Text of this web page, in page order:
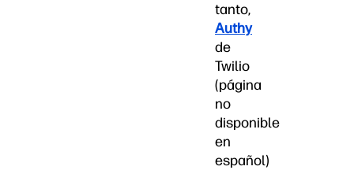
tanto,
Authy
de
Twilio
(página
no
disponible
en
español)